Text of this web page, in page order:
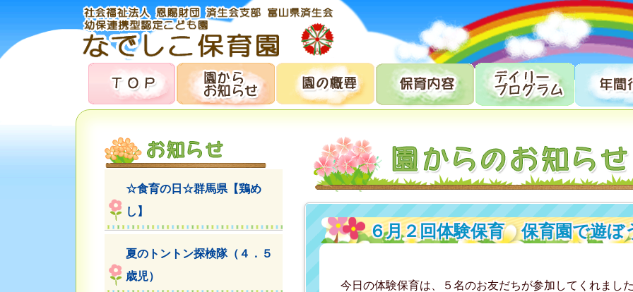
６月２回体験保育 保育園で遊ぼ
今日の体験保育は、５名のお友だちが参加してくれまし
☆食育の日☆群馬県【鶏め
し】
夏のトントン探検隊（４．５
歳児）